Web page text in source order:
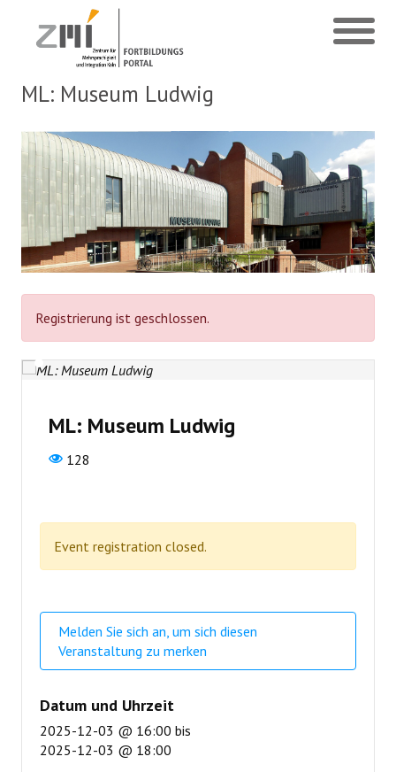
ML: Museum Ludwig
Registrierung ist geschlossen.
ML: Museum Ludwig
128
Event registration closed.
Melden Sie sich an, um sich diesen
Veranstaltung zu merken
Datum und Uhrzeit
2025-12-03 @ 16:00 bis
2025-12-03 @ 18:00